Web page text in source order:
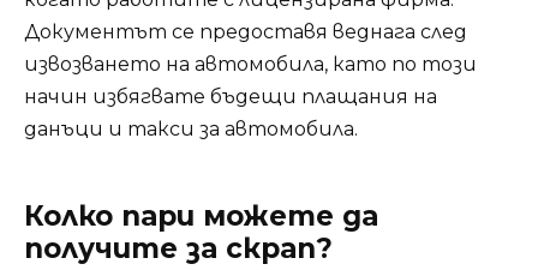
Документът се предоставя веднага след
извозването на автомобила, като по този
начин избягвате бъдещи плащания на
данъци и такси за автомобила.
Колко пари можете да
получите за скрап?